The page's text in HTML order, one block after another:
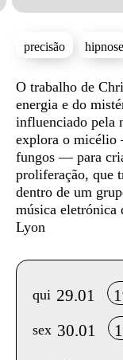
Sinopse
O trabalho de
energia e do
influenciado pela
explora o micélio
fungos — para
proliferação, que
dentro de um
música
Lyon
precisão hipnose
Info sobre horário
qui 29.01
sex 30.01